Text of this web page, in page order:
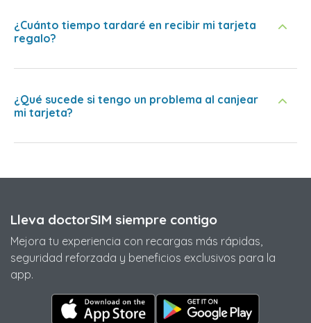
¿Cuánto tiempo tardaré en recibir mi tarjeta
regalo?
¿Qué sucede si tengo un problema al canjear
mi tarjeta?
Lleva doctorSIM siempre contigo
Mejora tu experiencia con recargas más rápidas,
seguridad reforzada y beneficios exclusivos para la
app.